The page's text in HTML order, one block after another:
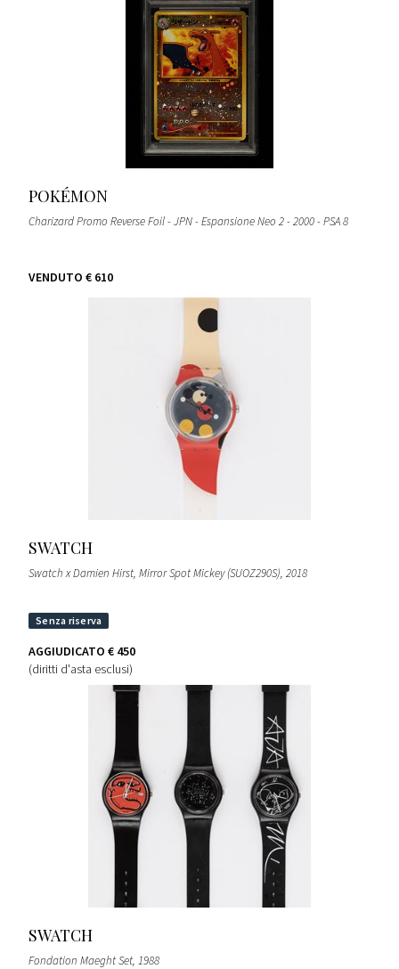
POKÉMON
Charizard Promo Reverse Foil - JPN - Espansione Neo 2 - 2000 - PSA 8
VENDUTO € 610
SWATCH
Swatch x Damien Hirst, Mirror Spot Mickey (SUOZ290S), 2018
AGGIUDICATO € 450
(diritti d'asta esclusi)
SWATCH
Fondation Maeght Set, 1988